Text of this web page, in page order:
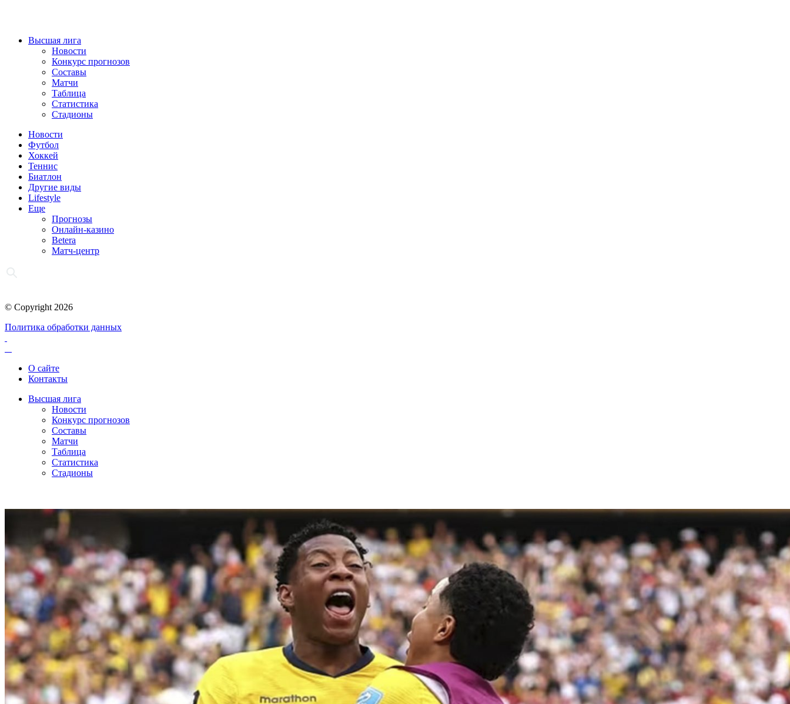
Высшая лига
Новости
Конкурс прогнозов
Составы
Матчи
Таблица
Статистика
Стадионы
Новости
Футбол
Хоккей
Теннис
Биатлон
Другие виды
Lifestyle
Еще
Прогнозы
Онлайн-казино
Betera
Матч-центр
© Copyright 2026
Политика обработки данных
О сайте
Контакты
Высшая лига
Новости
Конкурс прогнозов
Составы
Матчи
Таблица
Статистика
Стадионы